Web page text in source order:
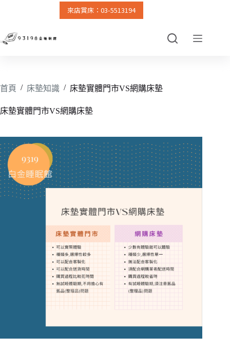
主
來店賞床：03-5513194
首頁 / 床墊知識 / 床墊實體門市VS網購床墊
床墊實體門市VS網購床墊